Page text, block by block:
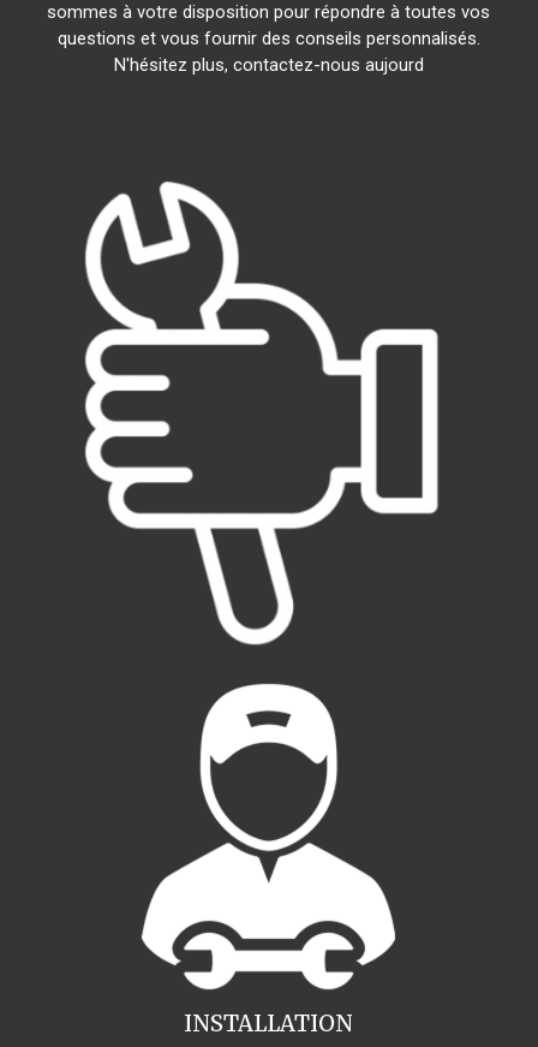
sommes à votre disposition pour répondre à toutes vos
questions et vous fournir des conseils personnalisés.
N'hésitez plus, contactez-nous aujourd
INSTALLATION